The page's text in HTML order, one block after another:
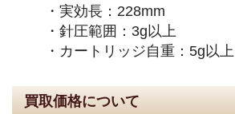
・実効長：228mm
・針圧範囲：3g以上
・カートリッジ自重：5g以上
買取価格について